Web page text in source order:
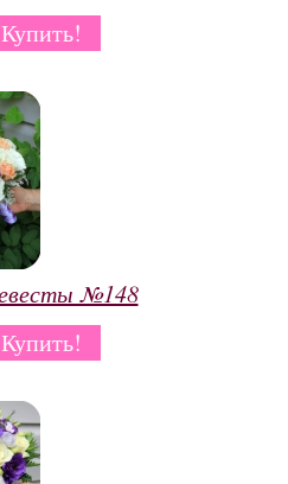
Купить!
№148
Купить!